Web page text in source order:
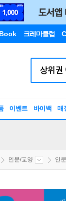
크레마클럽
이벤트 바이백 매
인문/교양 인